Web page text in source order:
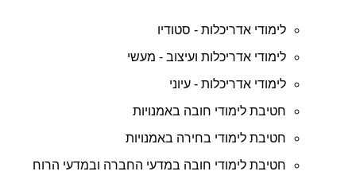
לימודי אדריכלות - סטודיו
לימודי אדריכלות ועיצוב - מעשי
לימודי אדריכלות - עיוני
חטיבת לימודי חובה באמנויות
חטיבת לימודי בחירה באמנויות
חטיבת לימודי חובה במדעי החברה ובמדעי הרוח